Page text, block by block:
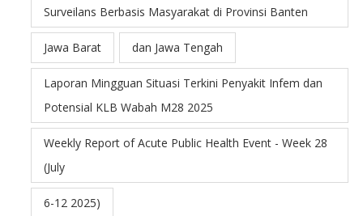
Surveilans Berbasis Masyarakat di Provinsi Banten
Jawa Barat dan Jawa Tengah
Laporan Mingguan Situasi Terkini Penyakit Infem dan
Potensial KLB Wabah M28 2025
Weekly Report of Acute Public Health Event - Week 28
(July
6-12 2025)